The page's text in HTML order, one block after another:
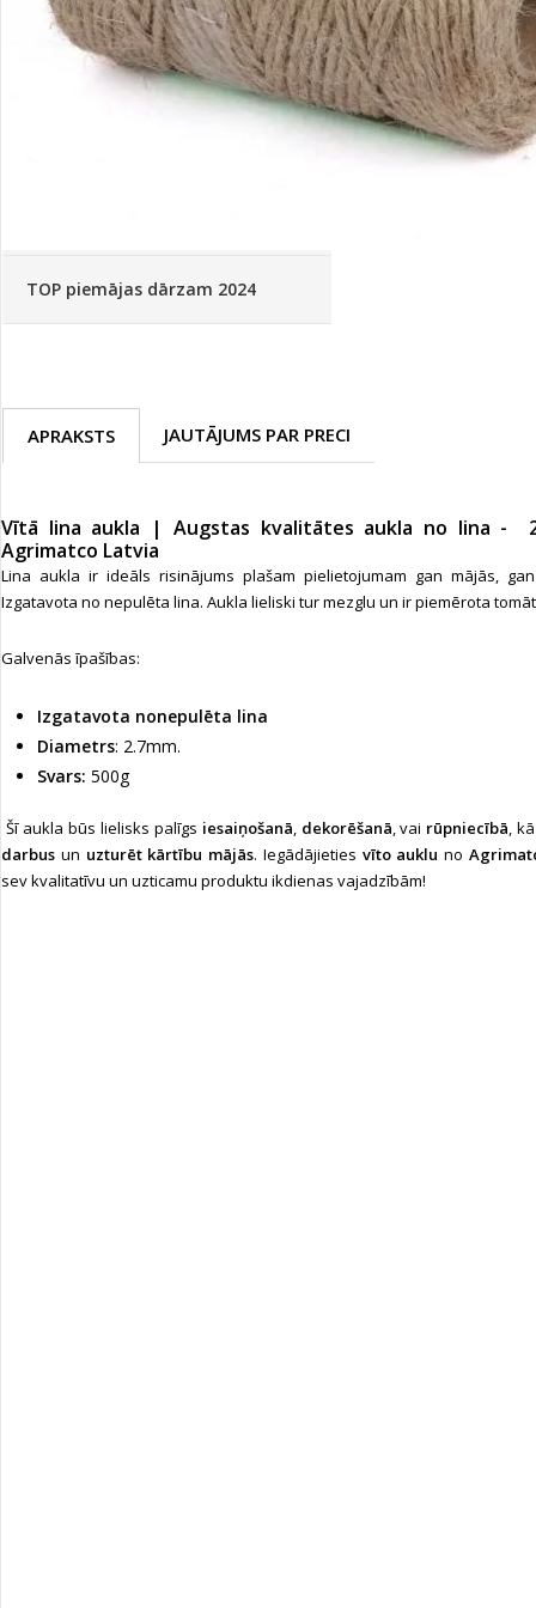
Palīglīdzekļi augu audzēšanai(72)
Klientu Diena
TOP piemājas dārzam 2024
APRAKSTS JAUTĀJUMS PAR PRECI
Vītā lina aukla | Augstas kvalitātes aukla no lina -
Agrimatco Latvia
Lina aukla ir ideāls risinājums plašam pielietojumam gan mājās,
Izgatavota no nepulēta lina. Aukla lieliski tur mezglu un ir piemērota
Galvenās īpašības:
Izgatavota nonepulēta lina
Diametrs: 2.7mm.
Svars: 500g
Šī aukla būs lielisks palīgs iesaiņošanā, dekorēšanā, vai rūpniecībā,
darbus un uzturēt kārtību mājās. Iegādājieties vīto auklu no
sev kvalitatīvu un uzticamu produktu ikdienas vajadzībām!